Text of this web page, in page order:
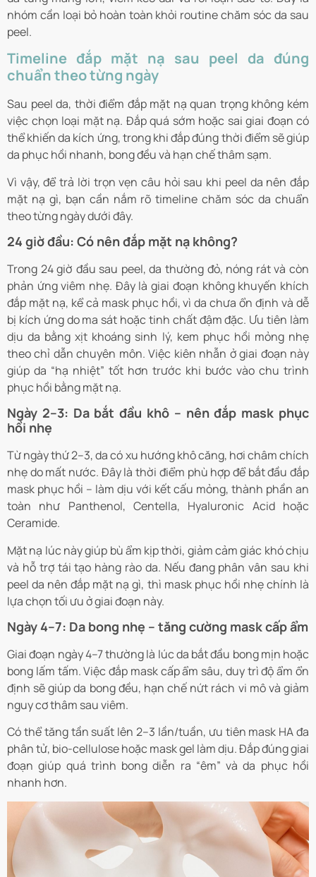
nhóm cần loại bỏ hoàn toàn khỏi routine chăm sóc da sau
peel.
Timeline đắp mặt nạ sau peel da đúng
chuẩn theo từng ngày
Sau peel da, thời điểm đắp mặt nạ quan trọng không kém
việc chọn loại mặt nạ. Đắp quá sớm hoặc sai giai đoạn có
thể khiến da kích ứng, trong khi đắp đúng thời điểm sẽ giúp
da phục hồi nhanh, bong đều và hạn chế thâm sạm.
Vì vậy, để trả lời trọn vẹn câu hỏi sau khi peel da nên đắp
mặt nạ gì, bạn cần nắm rõ timeline chăm sóc da chuẩn
theo từng ngày dưới đây.
24 giờ đầu: Có nên đắp mặt nạ không?
Trong 24 giờ đầu sau peel, da thường đỏ, nóng rát và còn
phản ứng viêm nhẹ. Đây là giai đoạn không khuyến khích
đắp mặt nạ, kể cả mask phục hồi, vì da chưa ổn định và dễ
bị kích ứng do ma sát hoặc tinh chất đậm đặc. Ưu tiên làm
dịu da bằng xịt khoáng sinh lý, kem phục hồi mỏng nhẹ
theo chỉ dẫn chuyên môn. Việc kiên nhẫn ở giai đoạn này
giúp da “hạ nhiệt” tốt hơn trước khi bước vào chu trình
phục hồi bằng mặt nạ.
Ngày 2–3: Da bắt đầu khô – nên đắp mask phục
hồi nhẹ
Từ ngày thứ 2–3, da có xu hướng khô căng, hơi châm chích
nhẹ do mất nước. Đây là thời điểm phù hợp để bắt đầu đắp
mask phục hồi – làm dịu với kết cấu mỏng, thành phần an
toàn như Panthenol, Centella, Hyaluronic Acid hoặc
Ceramide.
Mặt nạ lúc này giúp bù ẩm kịp thời, giảm cảm giác khó chịu
và hỗ trợ tái tạo hàng rào da. Nếu đang phân vân sau khi
peel da nên đắp mặt nạ gì, thì mask phục hồi nhẹ chính là
lựa chọn tối ưu ở giai đoạn này.
Ngày 4–7: Da bong nhẹ – tăng cường mask cấp ẩm
Giai đoạn ngày 4–7 thường là lúc da bắt đầu bong mịn hoặc
bong lấm tấm. Việc đắp mask cấp ẩm sâu, duy trì độ ẩm ổn
định sẽ giúp da bong đều, hạn chế nứt rách vi mô và giảm
nguy cơ thâm sau viêm.
Có thể tăng tần suất lên 2–3 lần/tuần, ưu tiên mask HA đa
phân tử, bio-cellulose hoặc mask gel làm dịu. Đắp đúng giai
đoạn giúp quá trình bong diễn ra “êm” và da phục hồi
nhanh hơn.